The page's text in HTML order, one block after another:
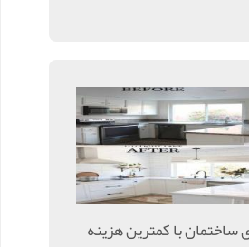
ساختمان با کمترین هزینه